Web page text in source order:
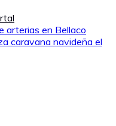
arterias en Bellaco
caravana navideña el